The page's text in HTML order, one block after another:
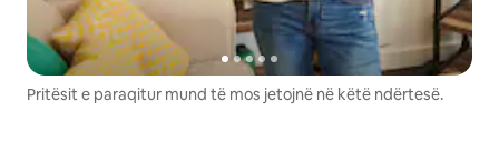
Pritësit e paraqitur mund të mos jetojnë në këtë ndërtesë.